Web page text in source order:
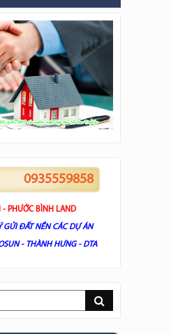
0935559858
- PHƯỚC BÌNH LAND
GỬI ĐẤT NỀN CÁC DỰ ÁN
- THÀNH HƯNG - DTA